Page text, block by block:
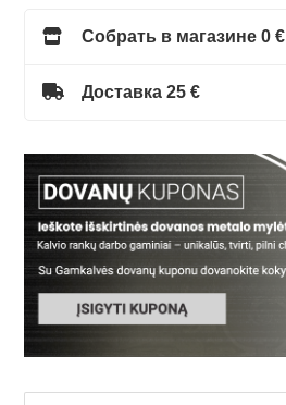
Собрать в магазине 0 €
Доставка 25 €